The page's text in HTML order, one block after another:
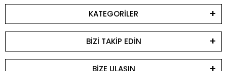
KATEGORİLER
BİZİ TAKİP EDİN
BİZE ULAŞIN